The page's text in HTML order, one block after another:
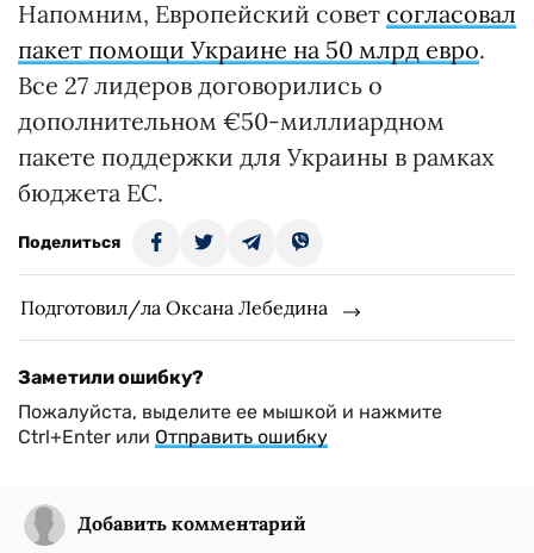
Напомним, Европейский совет согласовал
пакет помощи Украине на 50 млрд евро.
Все 27 лидеров договорились о
дополнительном €50-миллиардном
пакете поддержки для Украины в рамках
бюджета ЕС.
Поделиться
Подготовил/ла Оксана Лебедина
Заметили ошибку?
Пожалуйста, выделите ее мышкой и нажмите
Ctrl+Enter или Отправить ошибку
Добавить комментарий